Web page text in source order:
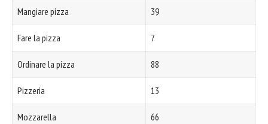
Mangiare pizza 39
Fare la pizza 7
Ordinare la pizza 88
Pizzeria 13
Mozzarella 66